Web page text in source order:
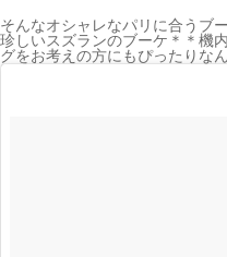
そんなオシャレなパリに合うブ
珍しいスズランのブーケ＊＊機
グをお考えの方にもぴったりな